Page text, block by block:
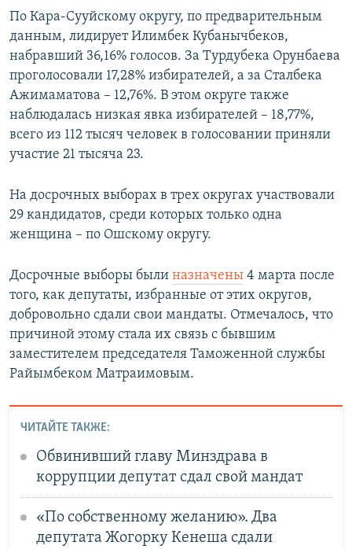
По Кара-Сууйскому округу, по предварительным
данным, лидирует Илимбек Кубанычбеков,
набравший 36,16% голосов. За Турдубека Орунбаева
проголосовали 17,28% избирателей, а за Сталбека
Ажимаматова – 12,76%. В этом округе также
наблюдалась низкая явка избирателей – 18,77%,
всего из 112 тысяч человек в голосовании приняли
участие 21 тысяча 23.
На досрочных выборах в трех округах участвовали
29 кандидатов, среди которых только одна
женщина – по Ошскому округу.
Досрочные выборы были назначены 4 марта после
того, как депутаты, избранные от этих округов,
добровольно сдали свои мандаты. Отмечалось, что
причиной этому стала их связь с бывшим
заместителем председателя Таможенной службы
Райымбеком Матраимовым.
ЧИТАЙТЕ ТАКЖЕ:
Обвинивший главу Минздрава в
коррупции депутат сдал свой мандат
«По собственному желанию». Два
депутата Жогорку Кенеша сдали